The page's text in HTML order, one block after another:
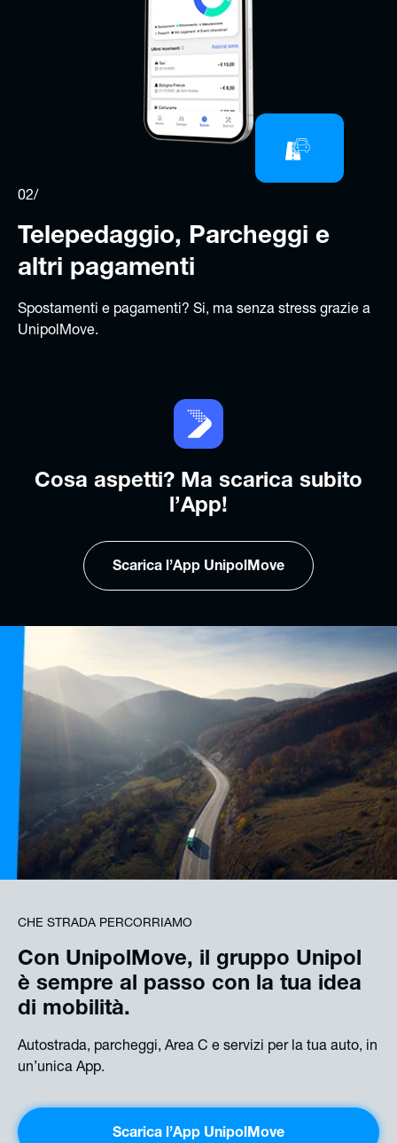
02/
Telepedaggio, Parcheggi e
altri pagamenti
Spostamenti e pagamenti? Si, ma senza stress grazie a
UnipolMove.
Cosa aspetti? Ma scarica subito
l’App!
Scarica l’App UnipolMove
CHE STRADA PERCORRIAMO
Con UnipolMove, il gruppo Unipol
è sempre al passo con la tua idea
di mobilità.
Autostrada, parcheggi, Area C e servizi per la tua auto, in
un’unica App.
Scarica l’App UnipolMove